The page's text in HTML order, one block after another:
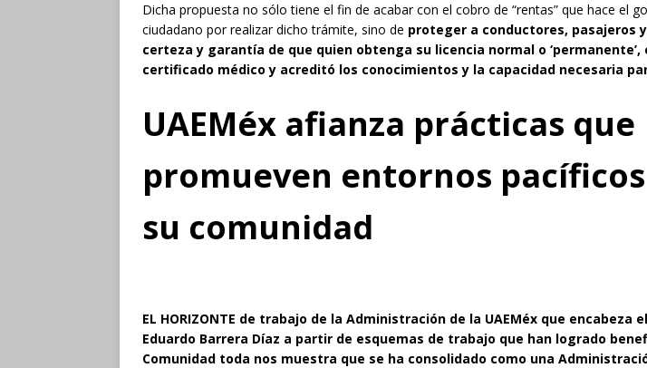
Dicha propuesta no sólo tiene el fin de acabar con el cobro de “rentas” que hace el
ciudadano por realizar dicho trámite, sino de proteger a conductores, pasajeros
certeza y garantía de que quien obtenga su licencia normal o ‘permanente’,
certificado médico y acreditó los conocimientos y la capacidad necesaria
UAEMéx afianza prácticas que
promueven entornos
su comunidad
EL HORIZONTE de trabajo de la Administración de la UAEMéx que encabeza
Eduardo Barrera Díaz a partir de esquemas de trabajo que han logrado
Comunidad toda nos muestra que se ha consolidado como una